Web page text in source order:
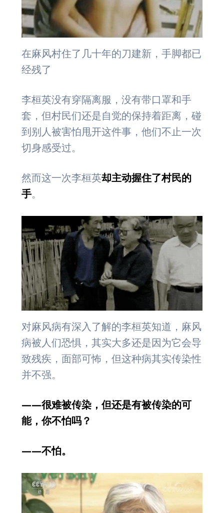
在麻风村住了几十年的刀建新，手脚都已
经残了
李桓英没有穿隔离服，没有带口罩和手
套，但村民们还是自觉的保持着距离，碰
到别人被害怕甩开这件事，他们不止一次
切身感受过。
然而这一次李桓英却主动握住了村民的
手。
对麻风病有深入了解的李桓英知道，麻风
病被人们恐惧，其实大多还是因为它会导
致残疾，面部可怖，但这种病其实传染性
并不强。
——很难被传染，但还是有被传染的可
能，你不怕吗？
——不怕。